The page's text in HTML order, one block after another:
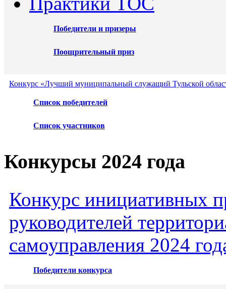
Победители и призеры
Поощрительный приз
Конкурс «Лучший муниципальный служащий Тульской
Список победителей
Список участников
Конкурсы 2024 года
Конкурс инициативных
руководителей
самоуправления 2024
Победители конкурса